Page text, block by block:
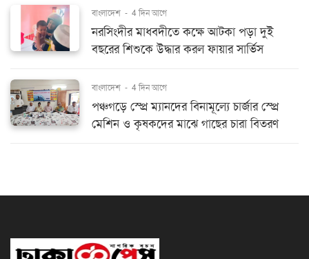
বাংলাদেশ - 4 দিন আগে
নরসিংদীর মাধবদীতে কক্ষে আটকা পড়া দুই
বছরের শিশুকে উদ্ধার করল ফায়ার সার্ভিস
বাংলাদেশ - 4 দিন আগে
পঞ্চগড়ে স্প্রে ম্যানদের বিনামূল্যে চার্জার স্প্রে
মেশিন ও কৃষকদের মাঝে গাছের চারা বিতরণ